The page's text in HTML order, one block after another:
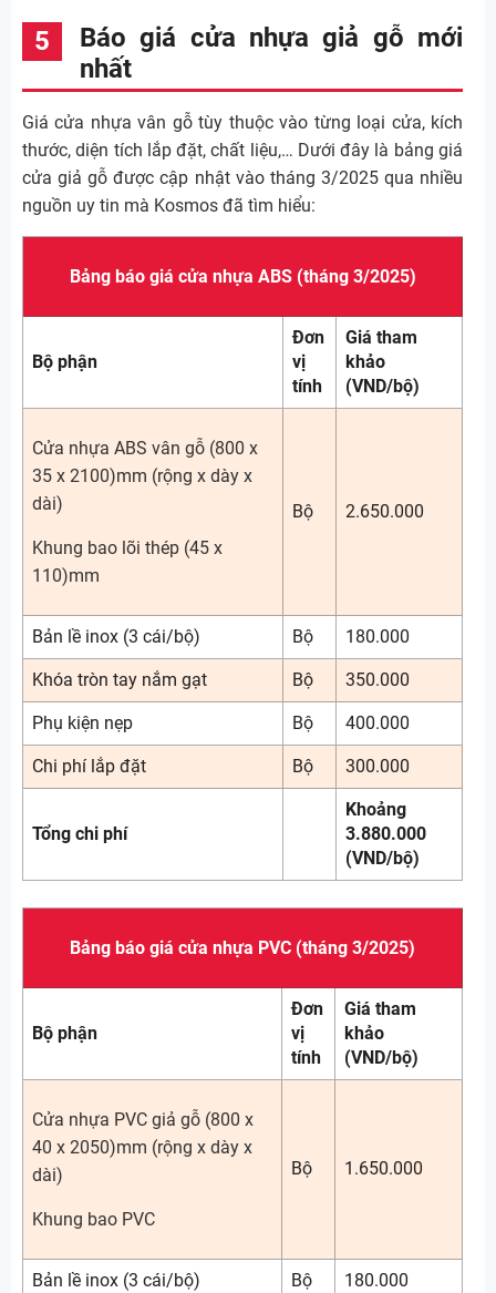
Báo giá cửa nhựa giả gỗ mới
nhất
Giá cửa nhựa vân gỗ tùy thuộc vào từng loại cửa, kích
thước, diện tích lắp đặt, chất liệu,… Dưới đây là bảng giá
cửa giả gỗ được cập nhật vào tháng 3/2025 qua nhiều
nguồn uy tin mà Kosmos đã tìm hiểu:
Bảng báo giá cửa nhựa ABS (tháng 3/2025)
Bộ phận
Đơn
vị
tính
Giá tham
khảo
(VND/bộ)
Cửa nhựa ABS vân gỗ (800 x
35 x 2100)mm (rộng x dày x
dài)
Khung bao lõi thép (45 x
110)mm
Bộ 2.650.000
Bản lề inox (3 cái/bộ) Bộ 180.000
Khóa tròn tay nắm gạt Bộ 350.000
Phụ kiện nẹp Bộ 400.000
Chi phí lắp đặt Bộ 300.000
Tổng chi phí
Khoảng
3.880.000
(VND/bộ)
Bảng báo giá cửa nhựa PVC (tháng 3/2025)
Bộ phận
Đơn
vị
tính
Giá tham
khảo
(VND/bộ)
Cửa nhựa PVC giả gỗ (800 x
40 x 2050)mm (rộng x dày x
dài)
Khung bao PVC
Bộ 1.650.000
Bản lề inox (3 cái/bộ) Bộ 180.000